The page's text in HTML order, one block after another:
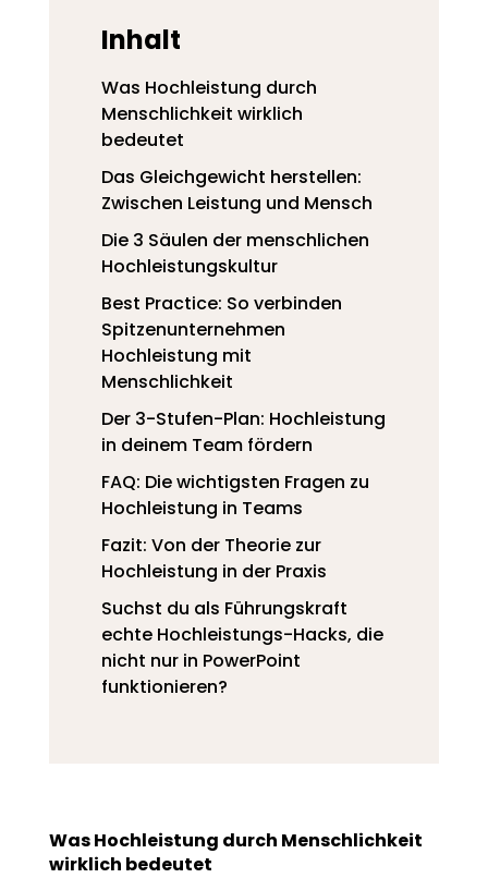
Inhalt
Was Hochleistung durch
Menschlichkeit wirklich
bedeutet
Das Gleichgewicht herstellen:
Zwischen Leistung und Mensch
Die 3 Säulen der menschlichen
Hochleistungskultur
Best Practice: So verbinden
Spitzenunternehmen
Hochleistung mit
Menschlichkeit
Der 3-Stufen-Plan: Hochleistung
in deinem Team fördern
FAQ: Die wichtigsten Fragen zu
Hochleistung in Teams
Fazit: Von der Theorie zur
Hochleistung in der Praxis
Suchst du als Führungskraft
echte Hochleistungs-Hacks, die
nicht nur in PowerPoint
funktionieren?
Was Hochleistung durch Menschlichkeit
wirklich bedeutet